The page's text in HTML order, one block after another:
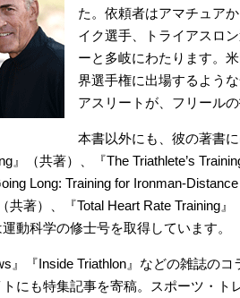
た。依頼者はアマチュア
イク選手、トライアスロ
ーと多岐にわたります。
界選手権に出場するよう
アスリートが、フリール
本書以外にも、彼の著書
』（共著）、『The Triathlete’s
Long: Training for Ironman-
共著）、『Total Heart Rate Training
動科学の修士号を取得しています。
』『Inside Triathlon』などの雑誌の
トにも特集記事を寄稿。スポーツ・